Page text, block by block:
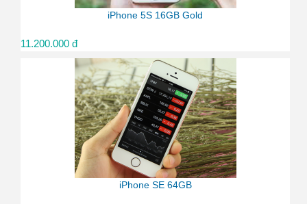
iPhone 5S 16GB Gold
11.200.000 đ
iPhone SE 64GB